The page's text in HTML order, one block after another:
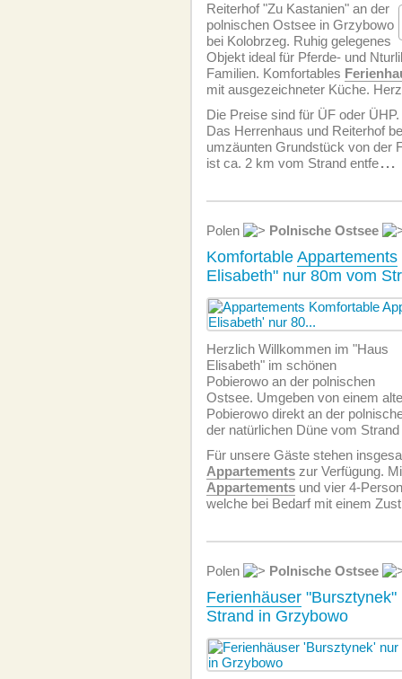
Reiterhof "Zu Kastanien" an der
polnischen Ostsee in Grzybowo
bei Kolobrzeg. Ruhig gelegenes
Objekt ideal für Pferde- und
Familien. Komfortables
mit ausgezeichneter Küche.
Die Preise sind für ÜF oder ÜHP.
Das Herrenhaus und Reiterhof
umzäunten Grundstück von der
ist ca. 2 km vom Strand entfe...
Polen Polnische Ostsee
Komfortable Appartements
Elisabeth" nur 80m vom
Herzlich Willkommen im "Haus
Elisabeth" im schönen
Pobierowo an der polnischen
Ostsee. Umgeben von einem
Pobierowo direkt an der
der natürlichen Düne vom
Für unsere Gäste stehen
Appartements zur Verfügung.
Appartements und vier 4-
welche bei Bedarf mit einem Zust
Polen Polnische Ostsee
Ferienhäuser "Bursztynek"
Strand in Grzybowo